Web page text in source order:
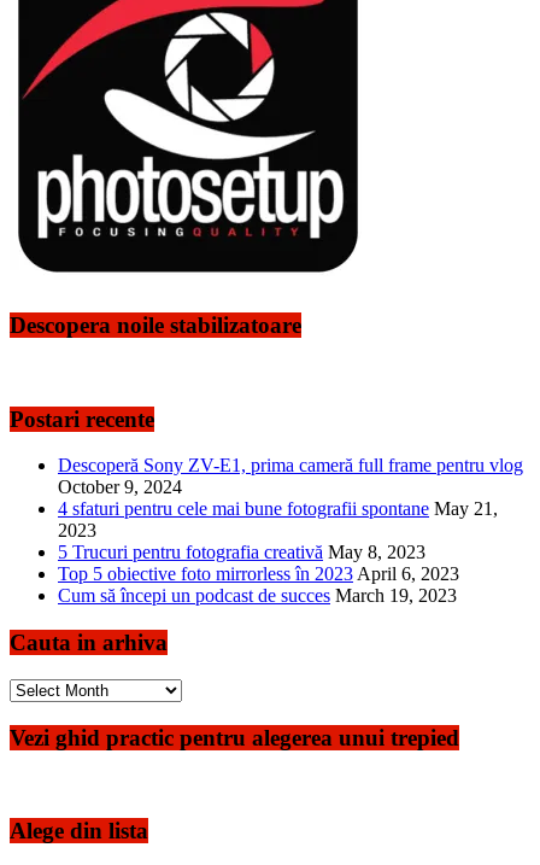
Descopera noile stabilizatoare
Postari recente
Descoperă Sony ZV-E1, prima cameră full frame pentru vlog
October 9, 2024
4 sfaturi pentru cele mai bune fotografii spontane May 21,
2023
5 Trucuri pentru fotografia creativă May 8, 2023
Top 5 obiective foto mirrorless în 2023 April 6, 2023
Cum să începi un podcast de succes March 19, 2023
Cauta in arhiva
Cauta
arhiva
Vezi ghid practic pentru alegerea unui trepied
Alege din lista